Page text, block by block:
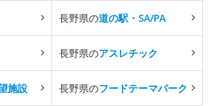
長野県の道の駅・SA/PA
長野県のアスレチック
施設 長野県のフードテーマパーク